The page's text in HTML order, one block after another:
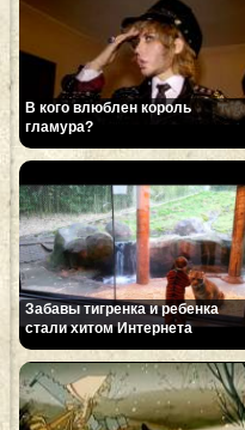
В кого влюблен король
гламура?
Забавы тигренка и ребенка
стали хитом Интернета